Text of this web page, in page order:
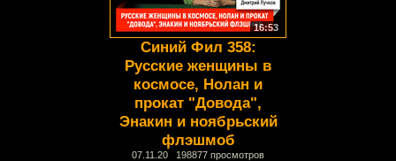
16:53
Синий Фил 358:
Русские женщины в
космосе, Нолан и
прокат "Довода",
Энакин и ноябрьский
флэшмоб
07.11.20 198877 просмотров